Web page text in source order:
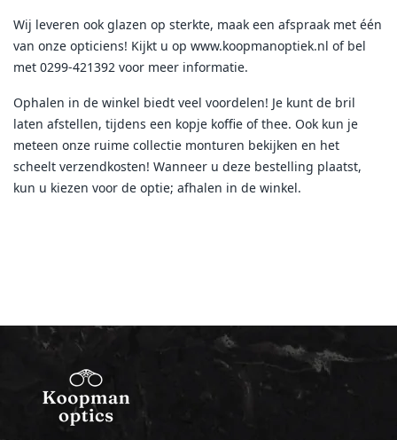
Wij leveren ook glazen op sterkte, maak een afspraak met één
van onze opticiens! Kijkt u op www.koopmanoptiek.nl of bel
met 0299-421392 voor meer informatie.
Ophalen in de winkel biedt veel voordelen! Je kunt de bril
laten afstellen, tijdens een kopje koffie of thee. Ook kun je
meteen onze ruime collectie monturen bekijken en het
scheelt verzendkosten! Wanneer u deze bestelling plaatst,
kun u kiezen voor de optie; afhalen in de winkel.